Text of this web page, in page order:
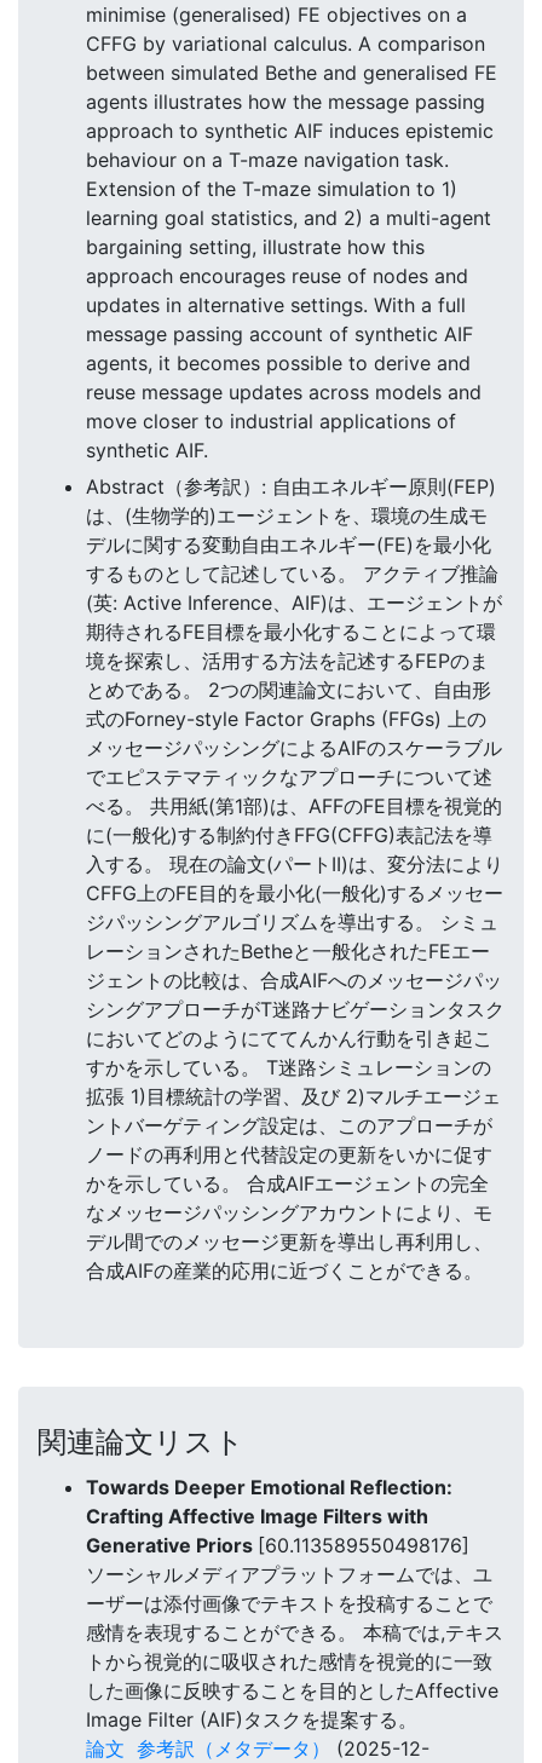
minimise (generalised) FE objectives on a
CFFG by variational calculus. A comparison
between simulated Bethe and generalised FE
agents illustrates how the message passing
approach to synthetic AIF induces epistemic
behaviour on a T-maze navigation task.
Extension of the T-maze simulation to 1)
learning goal statistics, and 2) a multi-agent
bargaining setting, illustrate how this
approach encourages reuse of nodes and
updates in alternative settings. With a full
message passing account of synthetic AIF
agents, it becomes possible to derive and
reuse message updates across models and
move closer to industrial applications of
synthetic AIF.
Abstract（参考訳）: 自由エネルギー原則(FEP)
は、(生物学的)エージェントを、環境の生成モ
デルに関する変動自由エネルギー(FE)を最小化
するものとして記述している。 アクティブ推論
(英: Active Inference、AIF)は、エージェントが
期待されるFE目標を最小化することによって環
境を探索し、活用する方法を記述するFEPのま
とめである。 2つの関連論文において、自由形
式のForney-style Factor Graphs (FFGs) 上の
メッセージパッシングによるAIFのスケーラブル
でエピステマティックなアプローチについて述
べる。 共用紙(第1部)は、AFFのFE目標を視覚的
に(一般化)する制約付きFFG(CFFG)表記法を導
入する。 現在の論文(パートII)は、変分法により
CFFG上のFE目的を最小化(一般化)するメッセー
ジパッシングアルゴリズムを導出する。 シミュ
レーションされたBetheと一般化されたFEエー
ジェントの比較は、合成AIFへのメッセージパッ
シングアプローチがT迷路ナビゲーションタスク
においてどのようにててんかん行動を引き起こ
すかを示している。 T迷路シミュレーションの
拡張 1)目標統計の学習、及び 2)マルチエージェ
ントバーゲティング設定は、このアプローチが
ノードの再利用と代替設定の更新をいかに促す
かを示している。 合成AIFエージェントの完全
なメッセージパッシングアカウントにより、モ
デル間でのメッセージ更新を導出し再利用し、
合成AIFの産業的応用に近づくことができる。
関連論文リスト
Towards Deeper Emotional Reflection:
Crafting Affective Image Filters with
Generative Priors [60.113589550498176]
ソーシャルメディアプラットフォームでは、ユ
ーザーは添付画像でテキストを投稿することで
感情を表現することができる。 本稿では,テキス
トから視覚的に吸収された感情を視覚的に一致
した画像に反映することを目的としたAffective
Image Filter (AIF)タスクを提案する。
論文 参考訳（メタデータ） (2025-12-